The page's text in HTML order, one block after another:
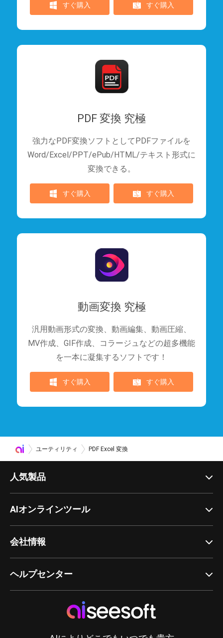
すぐ購入 すぐ購入
PDF 変換 究極
強力なPDF変換ソフトとしてPDFファイルを
Word/Excel/PPT/ePub/HTML/テキスト形式に
変換できる。
すぐ購入 すぐ購入
動画変換 究極
汎用動画形式の変換、動画編集、動画圧縮、
MV作成、GIF作成、コラージュなどの超多機能
を一本に凝集するソフトです！
すぐ購入 すぐ購入
ユーティリティ PDF Excel 変換
人気製品
AIオンラインツール
会社情報
ヘルプセンター